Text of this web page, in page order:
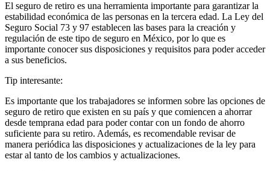
El seguro de retiro es una herramienta importante para garantizar la
estabilidad económica de las personas en la tercera edad. La Ley del
Seguro Social 73 y 97 establecen las bases para la creación y
regulación de este tipo de seguro en México, por lo que es
importante conocer sus disposiciones y requisitos para poder acceder
a sus beneficios.
Tip interesante:
Es importante que los trabajadores se informen sobre las opciones de
seguro de retiro que existen en su país y que comiencen a ahorrar
desde temprana edad para poder contar con un fondo de ahorro
suficiente para su retiro. Además, es recomendable revisar de
manera periódica las disposiciones y actualizaciones de la ley para
estar al tanto de los cambios y actualizaciones.